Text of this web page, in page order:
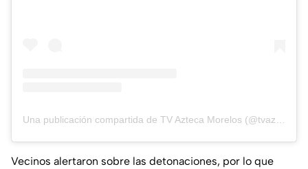
Una publicación compartida de TV Azteca Morelos (@tvazteca_morelos)
Vecinos alertaron sobre las detonaciones, por lo que